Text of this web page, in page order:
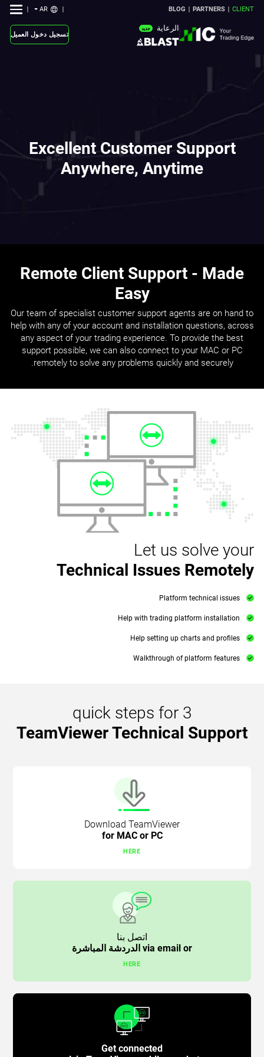
CLIENT
PARTNERS
BLOG
AR
الرعاية جديد
تسجيل دخول العميل
Excellent Customer Support
Anywhere, Anytime
Remote Client Support - Made
Easy
Our team of specialist customer support agents are on hand to
help with any of your account and installation questions, across
any aspect of your trading experience. To provide the best
support possible, we can also connect to your MAC or PC
remotely to solve any problems quickly and securely.
Let us solve your
Technical Issues Remotely
Platform technical issues
Help with trading platform installation
Help setting up charts and profiles
Walkthrough of platform features
3 quick steps for
TeamViewer Technical Support
Download TeamViewer
for MAC or PC
HERE
اتصل بنا
via email or الدردشة المباشرة
HERE
Get connected